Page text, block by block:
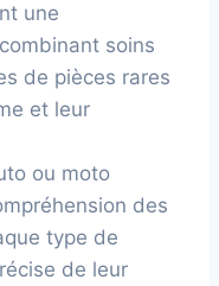
une
soins
de pièces rares
et leur
ou moto
des
type de
de leur